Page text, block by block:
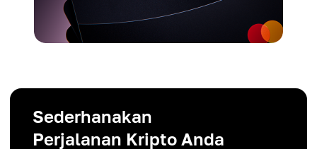
Sederhanakan
Perjalanan Kripto Anda